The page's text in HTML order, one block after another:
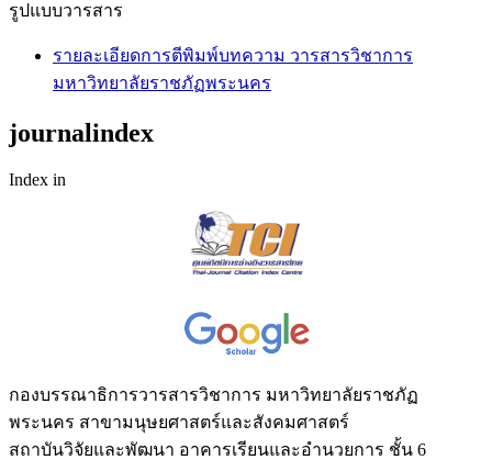
รูปแบบวารสาร
รายละเอียดการตีพิมพ์บทความ วารสารวิชาการ
มหาวิทยาลัยราชภัฏพระนคร
journalindex
Index in
กองบรรณาธิการวารสารวิชาการ มหาวิทยาลัยราชภัฏ
พระนคร สาขามนุษยศาสตร์และสังคมศาสตร์
สถาบันวิจัยและพัฒนา อาคารเรียนและอำนวยการ ชั้น 6